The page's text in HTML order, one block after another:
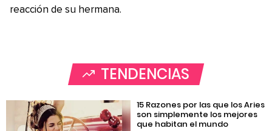
reacción de su hermana.
TENDENCIAS
15 Razones por las que los Aries
son simplemente los mejores
que habitan el mundo